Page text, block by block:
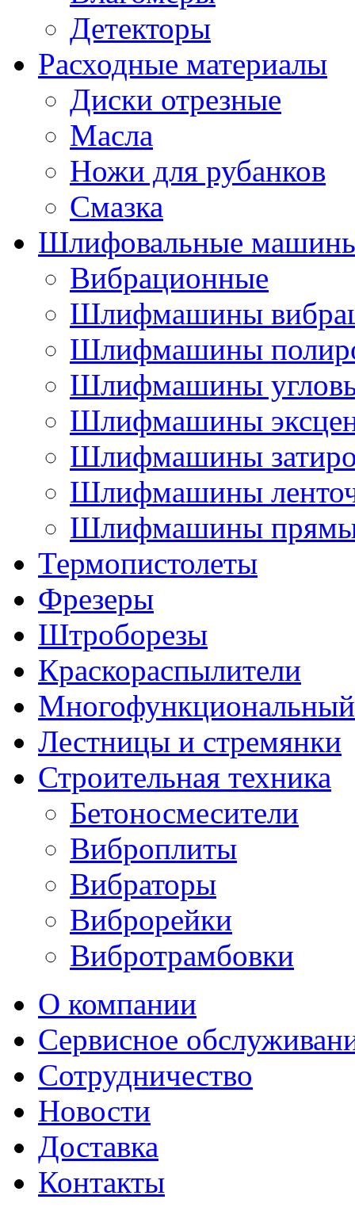
Детекторы
Расходные материалы
Диски отрезные
Масла
Ножи для рубанков
Смазка
Шлифовальные
Вибрационные
Шлифмашины
Шлифмашины
Шлифмашины
Шлифмашины
Шлифмашины
Шлифмашины
Шлифмашины
Термопистолеты
Фрезеры
Штроборезы
Краскораспылители
Лестницы и стремянки
Строительная техника
Бетоносмесители
Виброплиты
Вибраторы
Виброрейки
Вибротрамбовки
О компании
Сервисное
Сотрудничество
Новости
Доставка
Контакты